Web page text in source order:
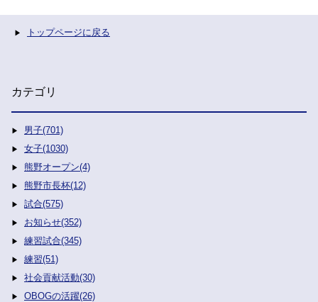
トップページに戻る
カテゴリ
男子(701)
女子(1030)
熊野オープン(4)
熊野市長杯(12)
試合(575)
お知らせ(352)
練習試合(345)
練習(51)
社会貢献活動(30)
OBOGの活躍(26)